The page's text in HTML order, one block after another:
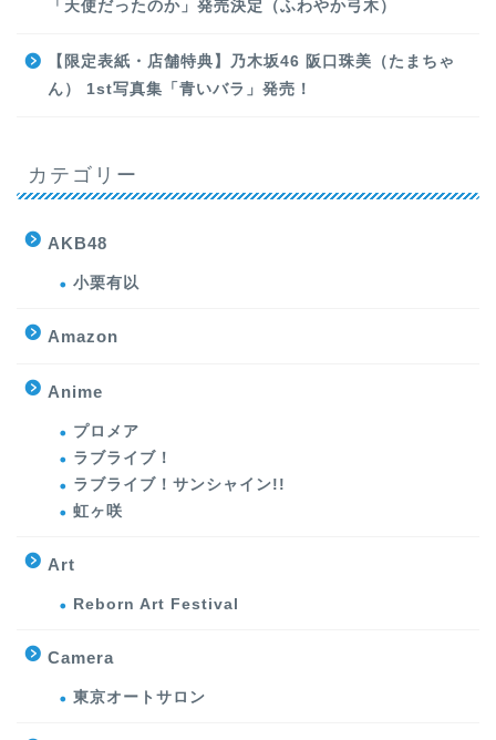
「天使だったのか」発売決定（ふわやか弓木）
【限定表紙・店舗特典】乃木坂46 阪口珠美（たまちゃ
ん） 1st写真集「青いバラ」発売！
カテゴリー
AKB48
小栗有以
Amazon
Anime
プロメア
ラブライブ！
ラブライブ！サンシャイン!!
虹ヶ咲
Art
Reborn Art Festival
Camera
東京オートサロン